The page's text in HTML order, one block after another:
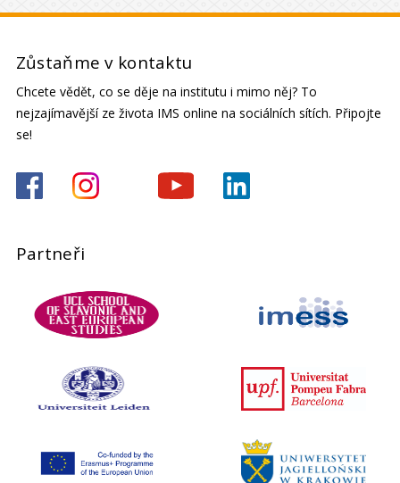
Zůstaňme v kontaktu
Chcete vědět, co se děje na institutu i mimo něj? To
nejzajímavější ze života IMS online na sociálních sítích. Připojte
se!
Partneři